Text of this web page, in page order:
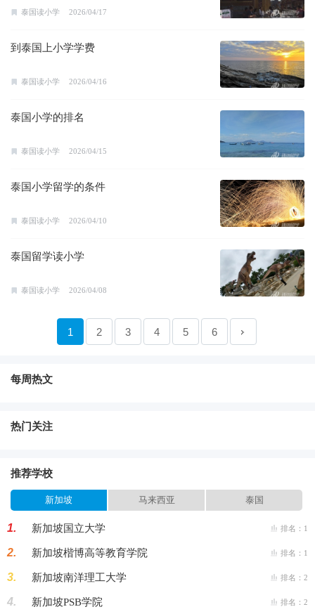
泰国读小学 2026/04/17
到泰国上小学学费
泰国读小学 2026/04/16
泰国小学的排名
泰国读小学 2026/04/15
泰国小学留学的条件
泰国读小学 2026/04/10
泰国留学读小学
泰国读小学 2026/04/08
1 2 3 4 5 6
每周热文
热门关注
推荐学校
新加坡 马来西亚 泰国
1. 新加坡国立大学 排名：1
2. 新加坡楷博高等教育学院 排名：1
3. 新加坡南洋理工大学 排名：2
4. 新加坡PSB学院 排名：2